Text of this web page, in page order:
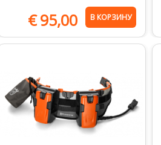
€95,00 В КОРЗИНУ